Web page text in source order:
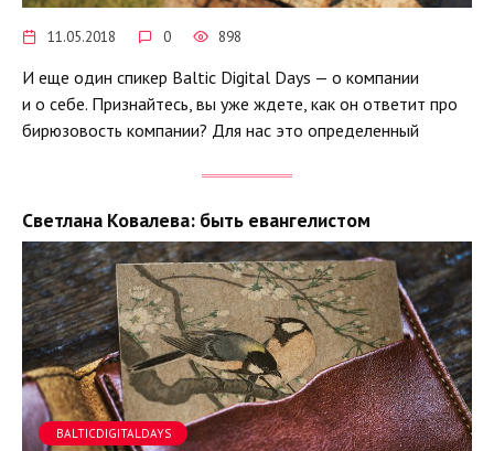
11.05.2018 0 898
И еще один спикер Baltic Digital Days — о компании
и о себе. Признайтесь, вы уже ждете, как он ответит про
бирюзовость компании? Для нас это определенный
Светлана Ковалева: быть евангелистом
BALTICDIGITALDAYS